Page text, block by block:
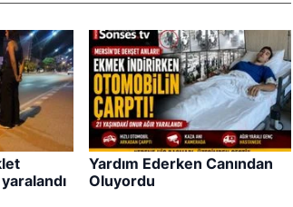
Yardım Ederken Canından
Oluyordu